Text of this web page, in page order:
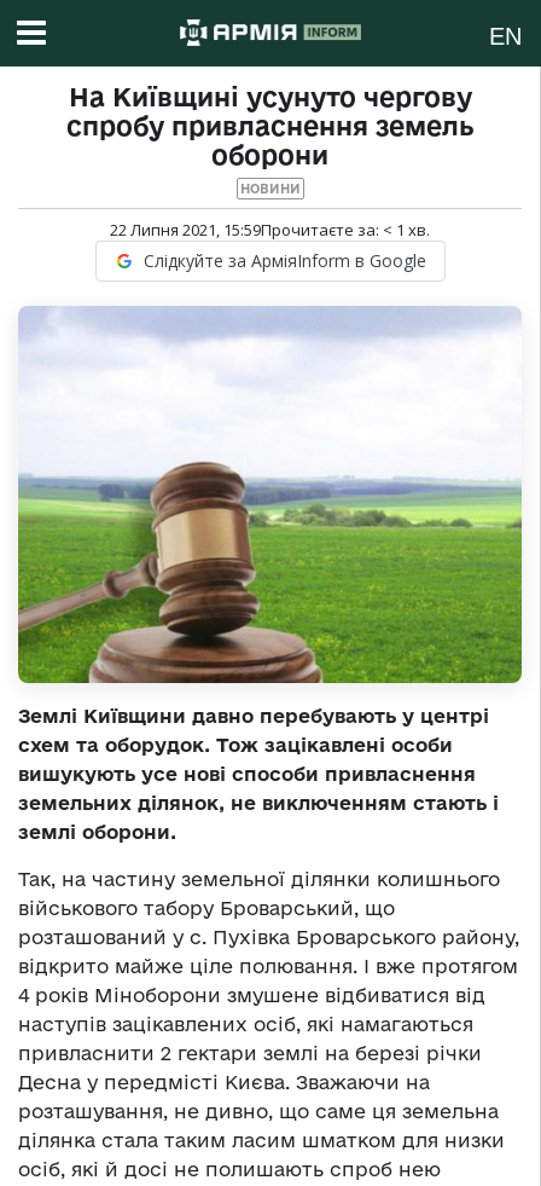
EN
На Київщині усунуто чергову
спробу привласнення земель
оборони
НОВИНИ
22 Липня 2021, 15:59Прочитаєте за: < 1 хв.
Слідкуйте за АрміяInform в Google
Землі Київщини давно перебувають у центрі
схем та оборудок. Тож зацікавлені особи
вишукують усе нові способи привласнення
земельних ділянок, не виключенням стають і
землі оборони.
Так, на частину земельної ділянки колишнього
військового табору Броварський, що
розташований у с. Пухівка Броварського району,
відкрито майже ціле полювання. І вже протягом
4 років Міноборони змушене відбиватися від
наступів зацікавлених осіб, які намагаються
привласнити 2 гектари землі на березі річки
Десна у передмісті Києва. Зважаючи на
розташування, не дивно, що саме ця земельна
ділянка стала таким ласим шматком для низки
осіб, які й досі не полишають спроб нею